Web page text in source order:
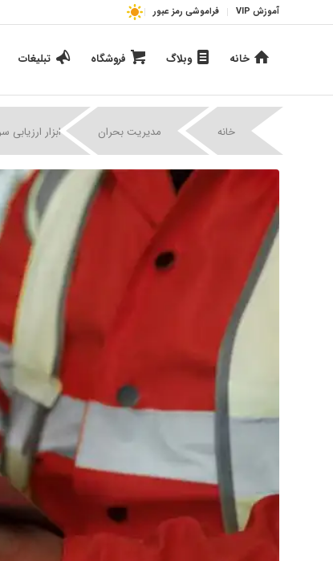
آموزش VIP فراموشی رمز عبور
خانه وبلاگ فروشگاه تبلیغات
خانه مدیریت بحران | ابزار